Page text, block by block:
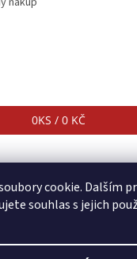
cookie. Dalším
souhlas s jejich
0KS / 0 KČ